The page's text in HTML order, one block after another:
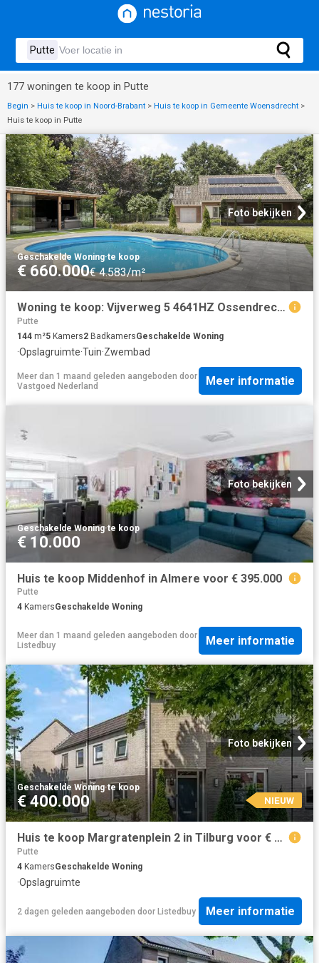
177 woningen te koop in Putte
Begin > Huis te koop in Noord-Brabant > Huis te koop in Gemeente Woensdrecht >
Huis te koop in Putte
Foto bekijken
Geschakelde Woning·te koop
€ 660.000€ 4.583/m²
Woning te koop: Vijverweg 5 4641HZ Ossendrecht Vastgoed Nederland
Putte
144 m²5 Kamers2 BadkamersGeschakelde Woning
·Opslagruimte·Tuin·Zwembad
Meer dan 1 maand geleden aangeboden door
Vastgoed Nederland
Meer informatie
Foto bekijken
Geschakelde Woning·te koop
€ 10.000
Huis te koop Middenhof in Almere voor € 395.000
Putte
4 KamersGeschakelde Woning
Meer dan 1 maand geleden aangeboden door
Listedbuy
Meer informatie
Foto bekijken
Geschakelde Woning·te koop
€ 400.000 NIEUW
Huis te koop Margratenplein 2 in Tilburg voor € 400.000
Putte
4 KamersGeschakelde Woning
·Opslagruimte
2 dagen geleden aangeboden door Listedbuy Meer informatie